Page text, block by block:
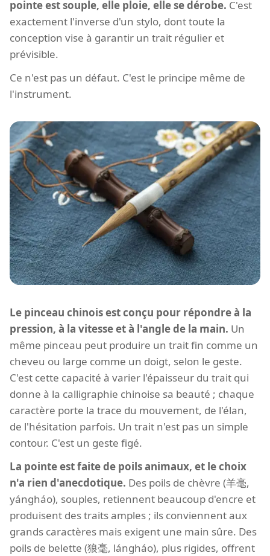
pointe est souple, elle ploie, elle se dérobe. C'est
exactement l'inverse d'un stylo, dont toute la
conception vise à garantir un trait régulier et
prévisible.
Ce n'est pas un défaut. C'est le principe même de
l'instrument.
Le pinceau chinois est conçu pour répondre à la
pression, à la vitesse et à l'angle de la main. Un
même pinceau peut produire un trait fin comme un
cheveu ou large comme un doigt, selon le geste.
C'est cette capacité à varier l'épaisseur du trait qui
donne à la calligraphie chinoise sa beauté ; chaque
caractère porte la trace du mouvement, de l'élan,
de l'hésitation parfois. Un trait n'est pas un simple
contour. C'est un geste figé.
La pointe est faite de poils animaux, et le choix
n'a rien d'anecdotique. Des poils de chèvre (羊毫,
yángháo), souples, retiennent beaucoup d'encre et
produisent des traits amples ; ils conviennent aux
grands caractères mais exigent une main sûre. Des
poils de belette (狼毫, lángháo), plus rigides, offrent